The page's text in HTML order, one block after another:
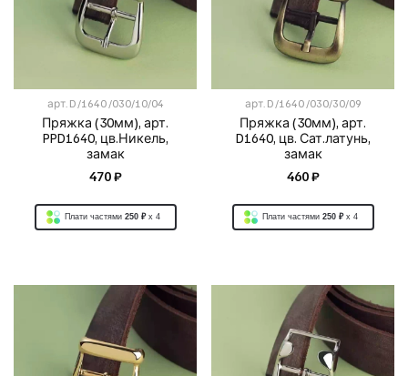
арт. D /1640 /030/10/04
Пряжка (30мм), арт.
PPD1640, цв.Никель,
замак
470 ₽
Плати частями 250 ₽ x 4
арт. D /1640 /030/30/09
Пряжка (30мм), арт.
D1640, цв. Сат.латунь,
замак
460 ₽
Плати частями 250 ₽ x 4